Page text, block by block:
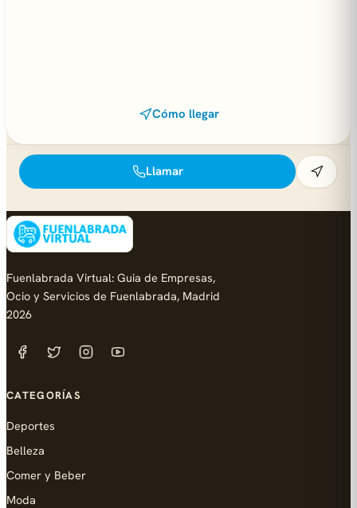
Cómo llegar
Llamar
Fuenlabrada Virtual: Guia de Empresas,
Ocio y Servicios de Fuenlabrada, Madrid
2026
CATEGORÍAS
Deportes
Belleza
Comer y Beber
Moda